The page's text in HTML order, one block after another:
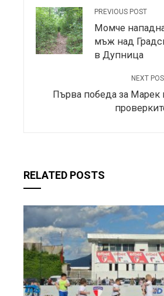
PREVIOUS POST
Момче
мъж над
в Дупница
NEXT
Първа победа за Марек
RELATED POSTS